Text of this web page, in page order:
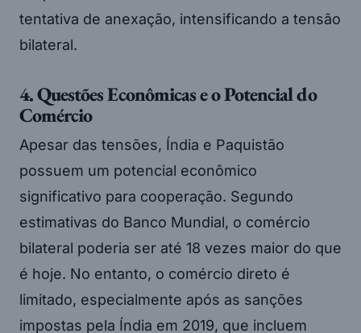
tentativa de anexação, intensificando a tensão
bilateral.
4. Questões Econômicas e o Potencial do
Comércio
Apesar das tensões, Índia e Paquistão
possuem um potencial econômico
significativo para cooperação. Segundo
estimativas do Banco Mundial, o comércio
bilateral poderia ser até 18 vezes maior do que
é hoje. No entanto, o comércio direto é
limitado, especialmente após as sanções
impostas pela Índia em 2019, que incluem